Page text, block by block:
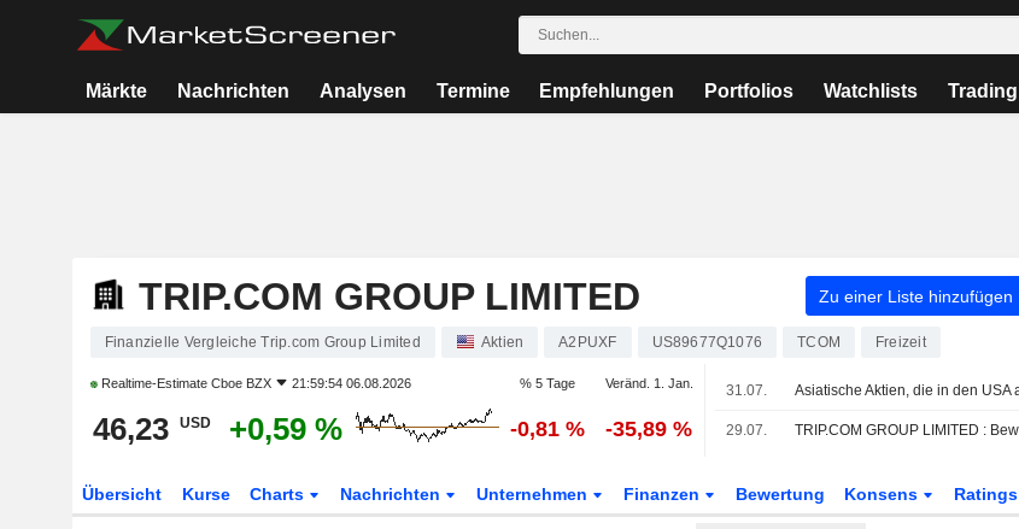
Märkte Nachrichten Analysen Termine Empfehlungen Portfolios Watchlists Trading
TRIP.COM GROUP LIMITED Zu einer Liste hinzufügen
Finanzielle Vergleiche Trip.com Group Limited Aktien A2PUXF US89677Q1076 TCOM Freizeit
Realtime-Estimate Cboe BZX 21:59:54 06.08.2026 % 5 Tage Veränd. 1. Jan.
46,23 USD +0,59 % -0,81 % -35,89 %
31.07.
29.07.
Übersicht Kurse Charts Nachrichten Unternehmen Finanzen Bewertung Konsens Ratings